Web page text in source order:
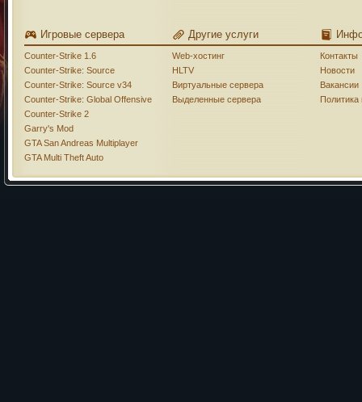
Игровые сервера
Counter-Strike 1.6
Counter-Strike: Source
Counter-Strike: Source v34
Counter-Strike: Global Offensive
Counter-Strike 2
Garry's Mod
GTA San Andreas Multiplayer
GTA Multi Theft Auto
Другие услуги
Web-хостинг
HLTV
Виртуальные сервера
Выделенные сервера
Контакты
Новости
Вакансии
Политика